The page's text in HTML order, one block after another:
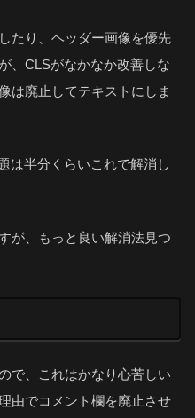
たり、ヘッダー画像を優先
、CLSがなかなか改善しな
は廃止してテキストにしま
は半分くらいこれで解消し
が、もっと良い解消法見つ
で、これはかなり心苦しい
由でコメント欄を廃止させ